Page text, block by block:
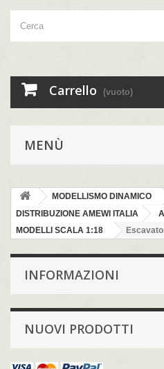
Carrello (vuoto)
MENÙ
MODELLISMO DINAMICO
DISTRIBUZIONE AMEWI ITALIA
MODELLI SCALA 1:18
INFORMAZIONI
NUOVI PRODOTTI